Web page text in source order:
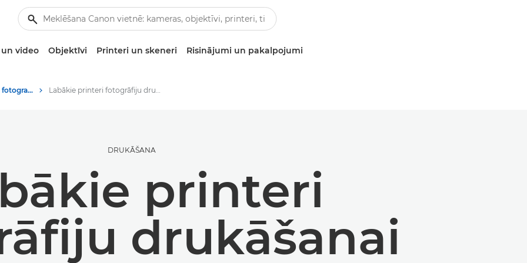
video Objektīvi Printeri un skeneri Risinājumi un pakalpojumi
Padomi un paņēmieni fotografēšanai un drukāšanai Labākie printeri fotogrāfiju drukāšanai
DRUKĀŠANA
printeri
drukāšanai